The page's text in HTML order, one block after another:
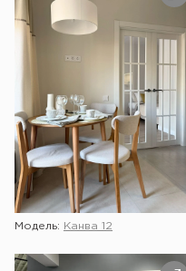
Модель: Канва 12